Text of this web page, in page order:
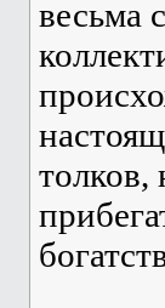
весьма
толков,